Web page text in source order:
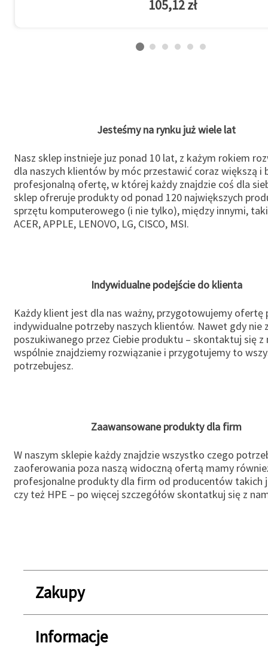
105,12 zł
Jesteśmy na rynku już wiele lat
Nasz sklep instnieje juz ponad 10 lat, z każym rokiem
dla naszych klientów by móc przestawić coraz większą i
profesjonalną ofertę, w której każdy znajdzie coś dla
sklep ofreruje produkty od ponad 120 największych
sprzętu komputerowego (i nie tylko), między innymi,
ACER, APPLE, LENOVO, LG, CISCO, MSI.
Indywidualne podejście do klienta
Każdy klient jest dla nas ważny, przygotowujemy ofertę
indywidualne potrzeby naszych klientów. Nawet gdy nie
poszukiwanego przez Ciebie produktu – skontaktuj się z
wspólnie znajdziemy rozwiązanie i przygotujemy to
potrzebujesz.
Zaawansowane produkty dla firm
W naszym sklepie każdy znajdzie wszystko czego
zaoferowania poza naszą widoczną ofertą mamy
profesjonalne produkty dla firm od producentów takich
czy też HPE – po więcej szczegółów skontatkuj się z
Zakupy
Informacje